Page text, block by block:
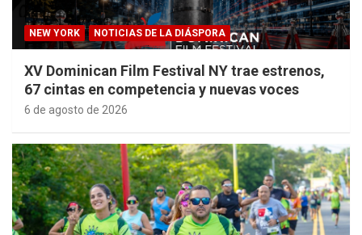
NEW YORK NOTICIAS DE LA DIÁSPORA
XV Dominican Film Festival NY trae estrenos,
67 cintas en competencia y nuevas voces
6 de agosto de 2026